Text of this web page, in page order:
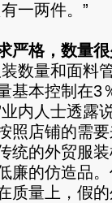
一两件。”
严格，数量
量和面料
基本控制在
内人士透露
照店铺的需
统的外贸服
廉的仿造品
质量上，假